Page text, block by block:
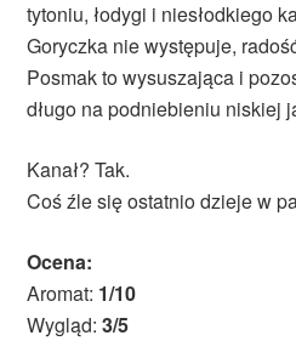
tytoniu, łodygi i niesłodkiego
Goryczka nie występuje,
Posmak to wysuszająca i
długo na podniebieniu niskiej
Kanał? Tak.
Coś źle się ostatnio dzieje w
Ocena:
Aromat: 1/10
Wygląd:3/5